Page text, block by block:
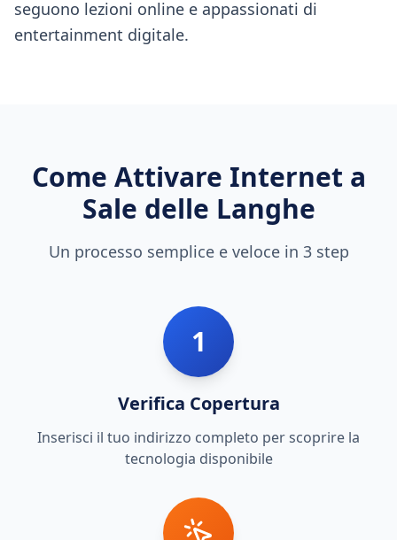
seguono lezioni online e appassionati di
entertainment digitale.
Come Attivare Internet a
Sale delle Langhe
Un processo semplice e veloce in 3 step
1
Verifica Copertura
Inserisci il tuo indirizzo completo per scoprire la
tecnologia disponibile